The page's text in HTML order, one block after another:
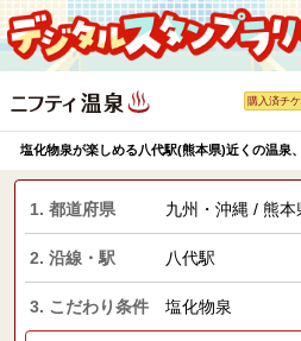
購入済チ
塩化物泉が楽しめる八代駅(熊本県)近くの温泉
1. 都道府県 九州・沖縄 / 熊本
2. 沿線・駅 八代駅
3. こだわり条件 塩化物泉